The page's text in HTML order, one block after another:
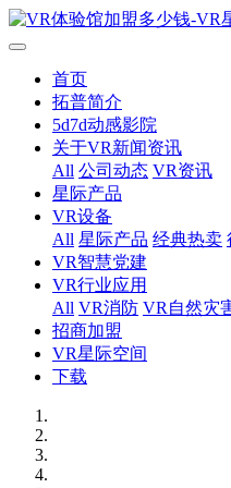
首页
拓普简介
5d7d动感影院
关于VR新闻资讯
All 公司动态 VR资讯
星际产品
VR设备
All 星际产品 经典热卖
VR智慧党建
VR行业应用
All VR消防 VR自然灾
招商加盟
VR星际空间
下载